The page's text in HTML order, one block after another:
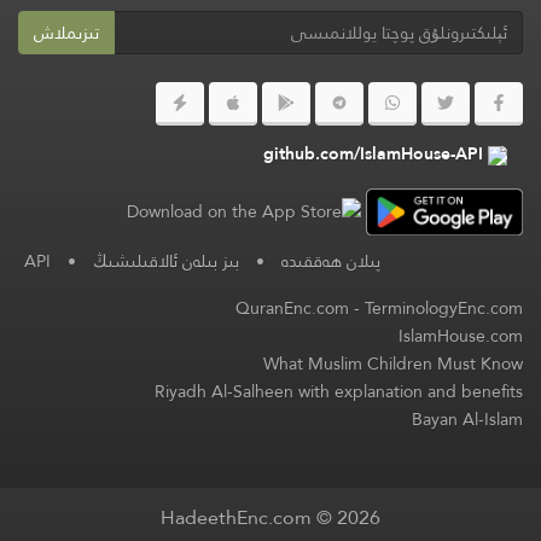
تىزىملاش
github.com/IslamHouse-API
پىلان ھەققىدە • بىز بىلەن ئالاقىلىشىڭ •
API
QuranEnc.com-TerminologyEnc.com
IslamHouse.com
What Muslim Children Must Know
Riyadh Al-Salheen with explanation and benefits
Bayan Al-Islam
HadeethEnc.com © 2026